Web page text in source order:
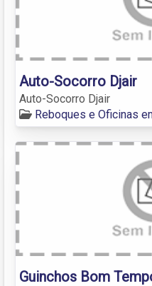
Auto-Socorro Djair
Auto-Socorro Djair
Reboques e Oficinas
Guinchos Bom